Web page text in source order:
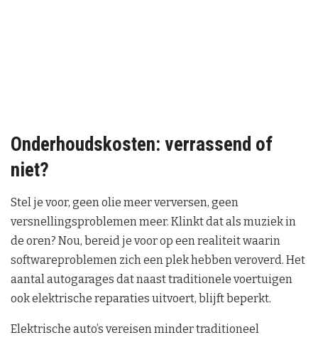
Onderhoudskosten: verrassend of
niet?
Stel je voor, geen olie meer verversen, geen
versnellingsproblemen meer. Klinkt dat als muziek in
de oren? Nou, bereid je voor op een realiteit waarin
softwareproblemen zich een plek hebben veroverd. Het
aantal autogarages dat naast traditionele voertuigen
ook elektrische reparaties uitvoert, blijft beperkt.
Elektrische auto’s vereisen minder traditioneel